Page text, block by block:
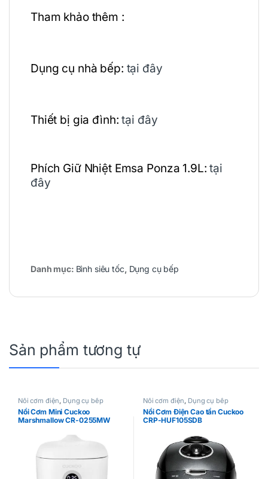
Tham khảo thêm :
Dụng cụ nhà bếp: tại đây
Thiết bị gia đình:tại đây
Phích Giữ Nhiệt Emsa Ponza 1.9L:tại
đây
Danh mục: Bình siêu tốc, Dụng cụ bếp
Sản phẩm tương tự
Nồi cơm điện, Dụng cụ bếp
Nồi Cơm Mini Cuckoo
Marshmallow CR-0255MW
Nồi cơm điện, Dụng cụ bếp
Nồi Cơm Điện Cao tần Cuckoo
CRP-HUF105SDB